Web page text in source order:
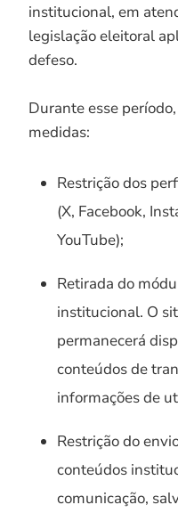
institucional, em
legislação eleitoral
defeso.
Durante esse
medidas:
Restrição dos
(X, Facebook,
YouTube);
Retirada do
institucional. O
permanecerá
conteúdos de
informações de
Restrição do
conteúdos
comunicação,